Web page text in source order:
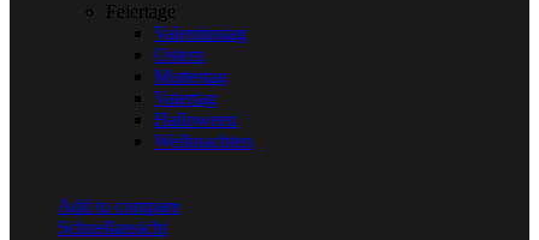
Feiertage
Valentinstag
Ostern
Muttertag
Vatertag
Halloween
Weihnachten
Add to compare
Schnellansicht